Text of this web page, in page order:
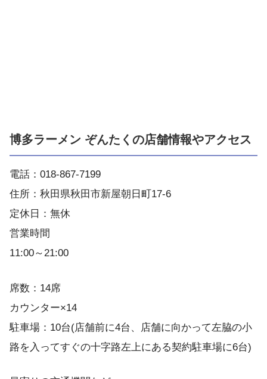
博多ラーメン ぞんたくの店舗情報やアクセス
電話：018-867-7199
住所：秋田県秋田市新屋朝日町17-6
定休日：無休
営業時間
11:00～21:00
席数：14席
カウンター×14
駐車場：10台(店舗前に4台、店舗に向かって左脇の小
路を入ってすぐの十字路左上にある契約駐車場に6台)